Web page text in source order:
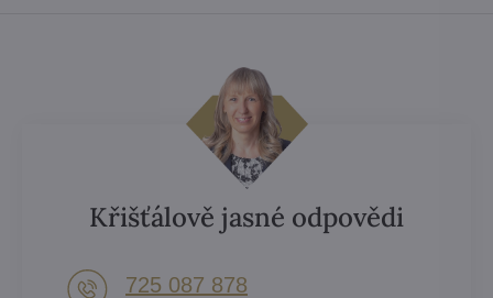
Křišťálově jasné odpovědi
725 087 878​